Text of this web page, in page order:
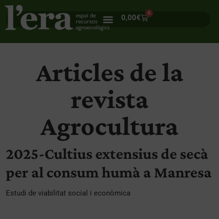
0,00€
0
Articles de la
revista
Agrocultura
2025-Cultius extensius de secà
per al consum humà a Manresa
Estudi de viabilitat social i econòmica